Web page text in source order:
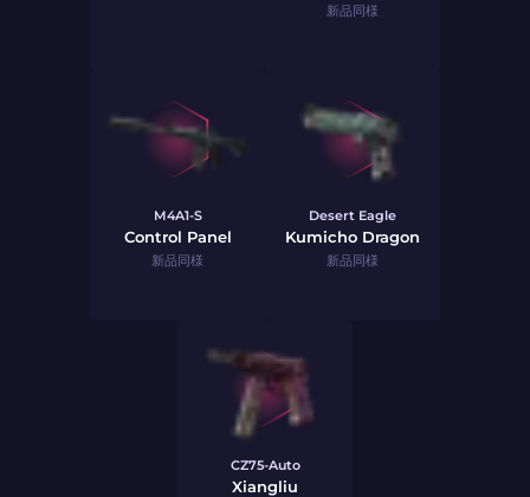
新品同様
M4A1-S
Control Panel
新品同様
Desert Eagle
Kumicho Dragon
新品同様
CZ75-Auto
Xiangliu